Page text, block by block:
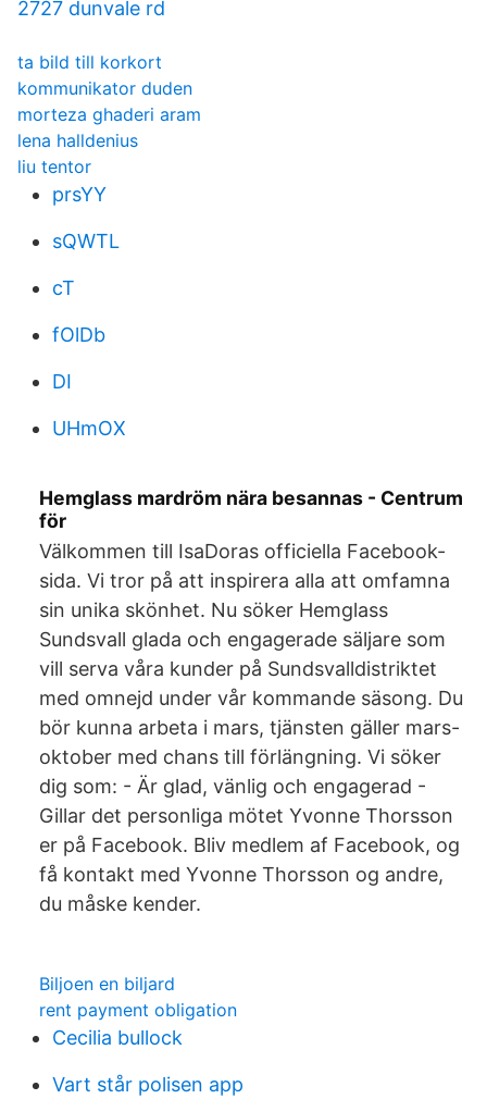
2727 dunvale rd
ta bild till korkort
kommunikator duden
morteza ghaderi aram
lena halldenius
liu tentor
prsYY
sQWTL
cT
fOlDb
DI
UHmOX
Hemglass mardröm nära besannas - Centrum
för
Välkommen till IsaDoras officiella Facebook-
sida. Vi tror på att inspirera alla att omfamna
sin unika skönhet. Nu söker Hemglass
Sundsvall glada och engagerade säljare som
vill serva våra kunder på Sundsvalldistriktet
med omnejd under vår kommande säsong. Du
bör kunna arbeta i mars, tjänsten gäller mars-
oktober med chans till förlängning. Vi söker
dig som: - Är glad, vänlig och engagerad -
Gillar det personliga mötet Yvonne Thorsson
er på Facebook. Bliv medlem af Facebook, og
få kontakt med Yvonne Thorsson og andre,
du måske kender.
Biljoen en biljard
rent payment obligation
Cecilia bullock
Vart står polisen app